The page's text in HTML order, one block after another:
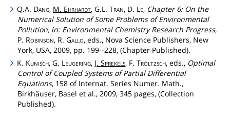
Q.A. Dang, M. Ehrhardt, G.L.Tran, D. Le, Chapter 6: On the
Numerical Solution of Some Problems of Environmental
Pollution, in: Environmental Chemistry Research Progress,
P. Robinson, R. Gallo, eds., Nova Science Publishers, New
York, USA, 2009, pp. 199--228, (Chapter Published).
K. Kunisch, G. Leugering, J.Sprekels, F.Tröltzsch, eds., Optimal
Control of Coupled Systems of Partial Differential
Equations, 158 of Internat. Series Numer. Math.,
Birkhäuser, Basel et al., 2009, 345 pages, (Collection
Published).